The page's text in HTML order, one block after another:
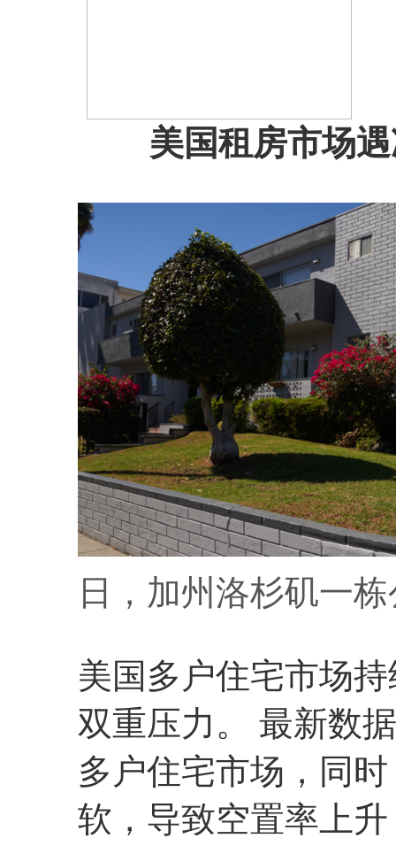
美国租房市场
日，加州洛杉矶一
美国多户住宅市场
双重压力。 最新数
多户住宅市场，同
软，导致空置率上